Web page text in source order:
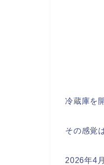
冷蔵庫を
その感覚
2026年4